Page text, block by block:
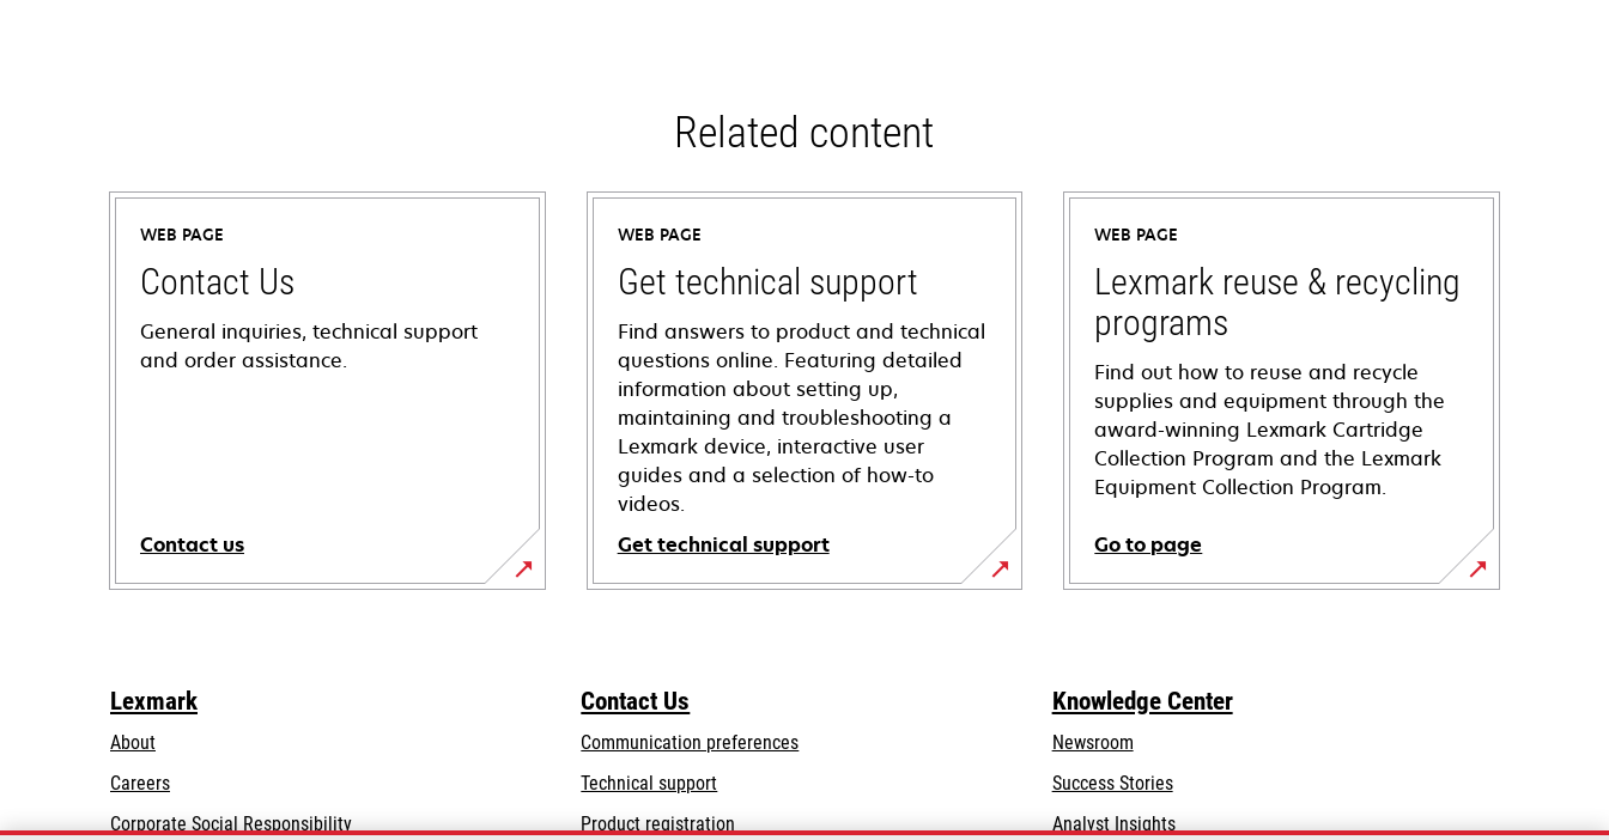
Related content
WEB PAGE
Contact Us
General inquiries, technical support
and order assistance.
Contact us
WEB PAGE
Get technical support
Find answers to product and technical
questions online. Featuring detailed
information about setting up,
maintaining and troubleshooting a
Lexmark device, interactive user
guides and a selection of how-to
videos.
Get technical support
opens
tab
WEB PAGE
Lexmark reuse & recycling
programs
Find out how to reuse and recycle
supplies and equipment through the
award-winning Lexmark Cartridge
Collection Program and the Lexmark
Equipment Collection Program.
Go to page
Lexmark
About
Careers
Corporate Social Responsibilityopens
Contact Us
Communication preferences
Technical supportopens
Product registration
Knowledge Center
Newsroom
Success Stories
Analyst Insights